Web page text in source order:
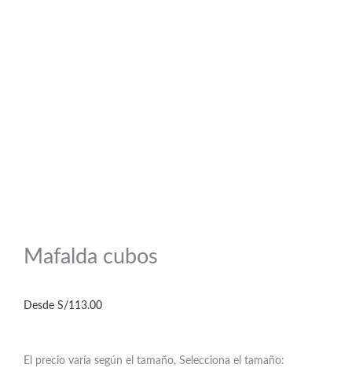
Mafalda cubos
Desde S/113.00
El precio varía según el tamaño, Selecciona el tamaño: